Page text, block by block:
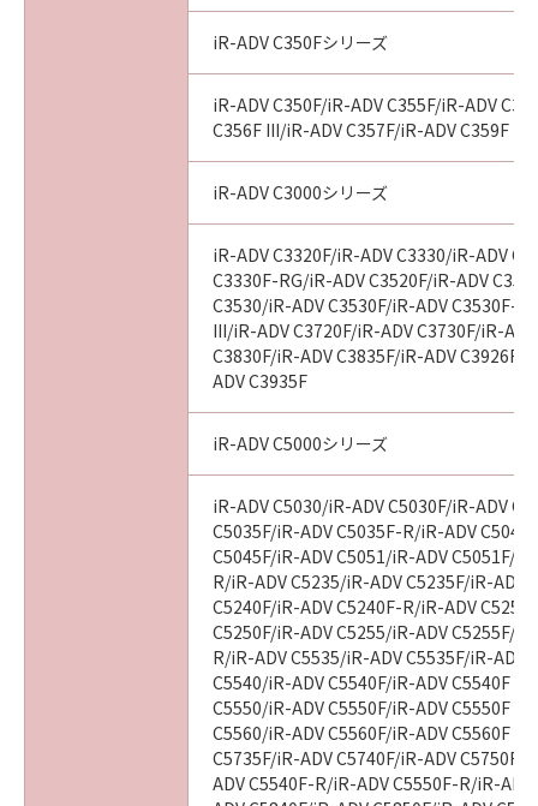
iR-ADV C350Fシリーズ
iR-ADV C350F/iR-ADV C355F/iR-ADV
C356F III/iR-ADV C357F/iR-ADV C359F
iR-ADV C3000シリーズ
iR-ADV C3320F/iR-ADV C3330/iR-ADV
C3330F-RG/iR-ADV C3520F/iR-ADV
C3530/iR-ADV C3530F/iR-ADV C3530F-
III/iR-ADV C3720F/iR-ADV C3730F/iR-
C3830F/iR-ADV C3835F/iR-ADV C3926F/
ADV C3935F
iR-ADV C5000シリーズ
iR-ADV C5030/iR-ADV C5030F/iR-ADV
C5035F/iR-ADV C5035F-R/iR-ADV
C5045F/iR-ADV C5051/iR-ADV C5051F/
R/iR-ADV C5235/iR-ADV C5235F/iR-ADV
C5240F/iR-ADV C5240F-R/iR-ADV
C5250F/iR-ADV C5255/iR-ADV C5255F/
R/iR-ADV C5535/iR-ADV C5535F/iR-ADV
C5540/iR-ADV C5540F/iR-ADV C5540F
C5550/iR-ADV C5550F/iR-ADV C5550F
C5560/iR-ADV C5560F/iR-ADV C5560F
C5735F/iR-ADV C5740F/iR-ADV C5750F/
ADV C5540F-R/iR-ADV C5550F-R/iR-